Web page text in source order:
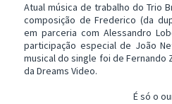
Atual música de trabalho do Trio
composição de Frederico (da
em parceria com Alessandro
participação especial de João
musical do single foi de Fernando
da Dreams Video.
É só o